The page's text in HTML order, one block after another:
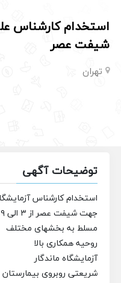
استخدام کارشناس
شیفت عصر
تهران
توضیحات آگهی
استخدام کارشناس
جهت شیفت عصر از ۳ الی ۹ شب
مسلط به بخشهای مختلف
روحیه همکاری بالا
آزمایشگاه ماندگار
شریعتی روبروی